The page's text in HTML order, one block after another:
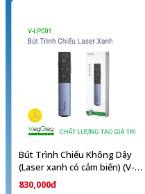
Bút Trình Chiếu Không Dây
(Laser xanh có cảm biến) (V-
LP001)
830,000đ